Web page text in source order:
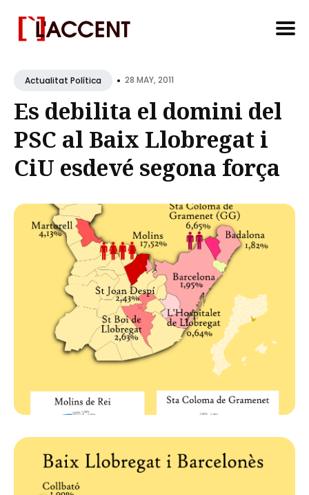
forActualitat Política • 28 MAY, 2011
Es debilita el domini del
PSC al Baix Llobregat i
CiU esdevé segona força